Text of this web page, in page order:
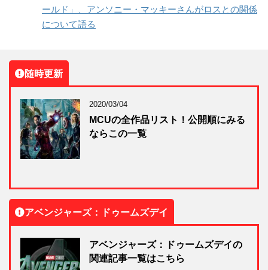
ールド」、アンソニー・マッキーさんがロスとの関係
について語る
随時更新
2020/03/04
MCUの全作品リスト！公開順にみる
ならこの一覧
アベンジャーズ：ドゥームズデイ
アベンジャーズ：ドゥームズデイの
関連記事一覧はこちら